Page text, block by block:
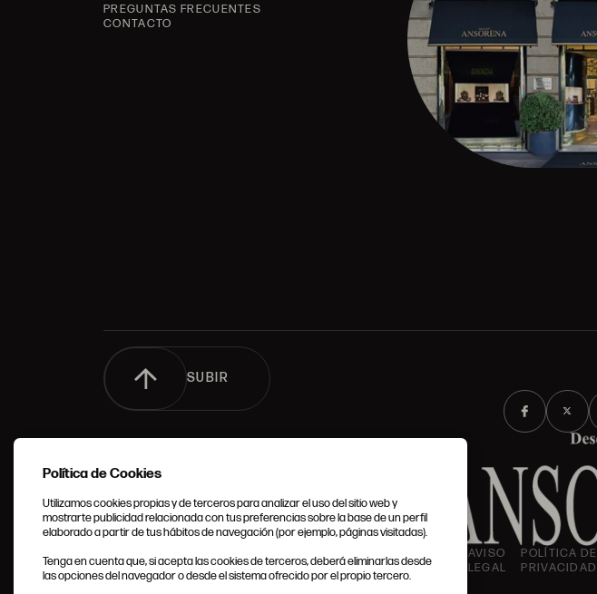
PREGUNTAS FRECUENTES
CONTACTO
SUBIR
GENERALES
AVISO
LEGAL
POLÍTICA DE
PRIVACIDAD
Política de Cookies
Utilizamos cookies propias y de terceros para analizar el uso del sitio web y
mostrarte publicidad relacionada con tus preferencias sobre la base de un perfil
elaborado a partir de tus hábitos de navegación (por ejemplo, páginas visitadas).
Tenga en cuenta que, si acepta las cookies de terceros, deberá eliminarlas desde
las opciones del navegador o desde el sistema ofrecido por el propio tercero.